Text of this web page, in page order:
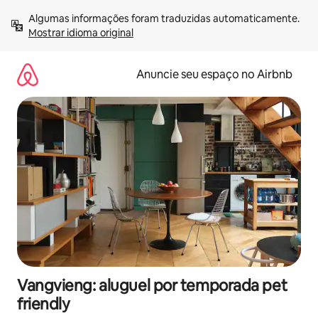
para
Mostrar idioma original
Anuncie seu espaço no Airbnb
Vangvieng: aluguel por temporada pet
friendly